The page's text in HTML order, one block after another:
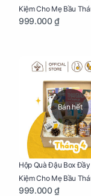
Kiệm Cho Mẹ Bầu
999.000 ₫
Bán hết
Hộp Quà Đậu Box
Kiệm Cho Mẹ Bầu
999.000 ₫